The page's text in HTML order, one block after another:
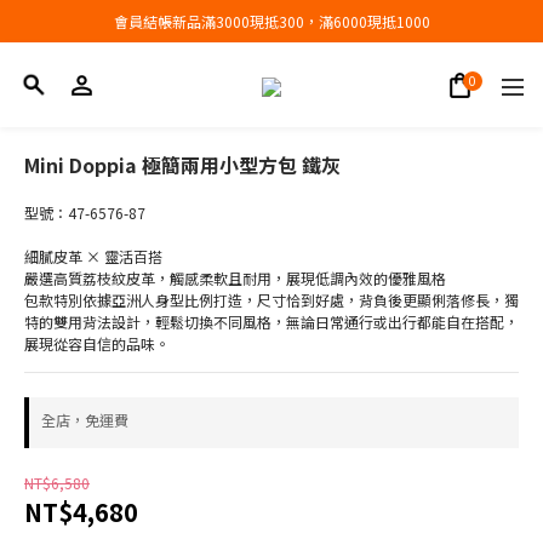
會員結帳新品滿3000現抵300，滿6000現抵1000
會員結帳新品滿3000現抵300，滿6000現抵1000
Mini Doppia 極簡兩用小型方包 鐵灰
型號：47-6576-87
細膩皮革 × 靈活百搭
嚴選高質荔枝紋皮革，觸感柔軟且耐用，展現低調內效的優雅風格
包款特別依據亞洲人身型比例打造，尺寸恰到好處，背負後更顯俐落修長，獨
特的雙用背法設計，輕鬆切換不同風格，無論日常通行或出行都能自在搭配，
展現從容自信的品味。
全店，免運費
NT$6,580
NT$4,680